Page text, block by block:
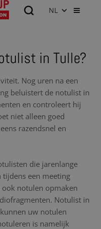
NL
in Tulle?
Nog uren na een
beluistert de notulist in
en controleert hij
niet alleen goed
razendsnel en
die jarenlange
een meeting
notulen opmaken
Notulist in
kunnen uw notulen
is namelijk